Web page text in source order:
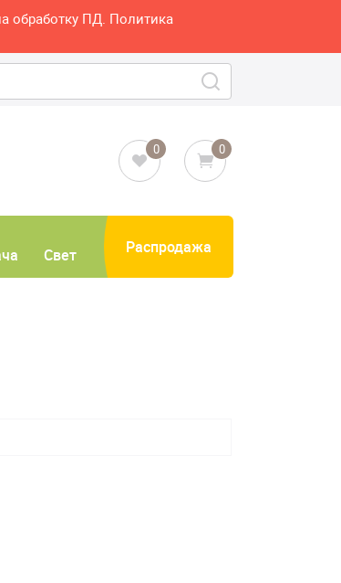
обработку ПД. Политика
0 0
Свет Распродажа